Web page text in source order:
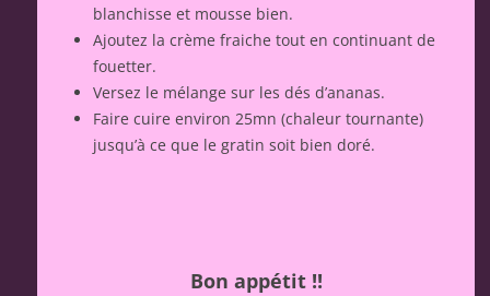
blanchisse et mousse bien.
Ajoutez la crème fraiche tout en continuant de
fouetter.
Versez le mélange sur les dés d’ananas.
Faire cuire environ 25mn (chaleur tournante)
jusqu’à ce que le gratin soit bien doré.
Bon appétit !!